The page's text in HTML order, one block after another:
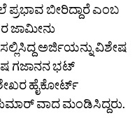
ಬೀರಿದ್ದಾರೆ ಎಂಬ
ಜಾಮೀನು
ಅರ್ಜಿಯನ್ನು ವಿಶೇಷ
ಗಜಾನನ ಭಟ್‌
ಹೈಕೋರ್ಟ್‌
ವಾದ ಮಂಡಿಸಿದ್ದರು.